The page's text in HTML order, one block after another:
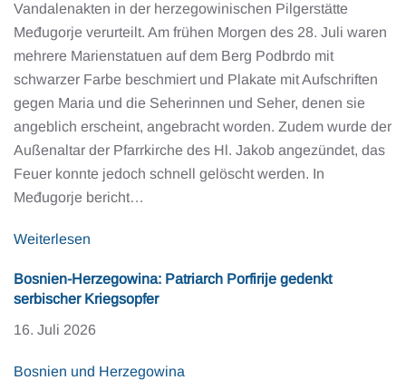
Vandalenakten in der herzegowinischen Pilgerstätte
Međugorje verurteilt. Am frühen Morgen des 28. Juli waren
mehrere Marienstatuen auf dem Berg Podbrdo mit
schwarzer Farbe beschmiert und Plakate mit Aufschriften
gegen Maria und die Seherinnen und Seher, denen sie
angeblich erscheint, angebracht worden. Zudem wurde der
Außenaltar der Pfarrkirche des Hl. Jakob angezündet, das
Feuer konnte jedoch schnell gelöscht werden. In
Međugorje bericht…
Weiterlesen
Bosnien-Herzegowina: Patriarch Porfirije gedenkt
serbischer Kriegsopfer
16. Juli 2026
Bosnien und Herzegowina